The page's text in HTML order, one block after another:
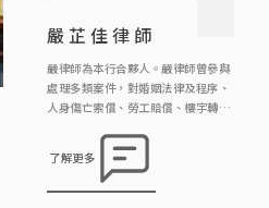
嚴芷佳律師
嚴律師為本行合夥人。嚴律師曾參與
處理多類案件，對婚姻法律及程序、
人身傷亡索償、勞工賠償、樓宇轉讓
了解更多